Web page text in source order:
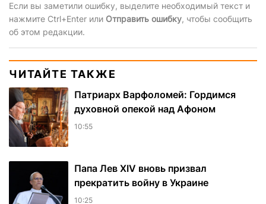
Если вы заметили ошибку, выделите необходимый текст и
нажмите Ctrl+Enter или Отправить ошибку, чтобы сообщить
об этом редакции.
ЧИТАЙТЕ ТАКЖЕ
Патриарх Варфоломей: Гордимся
духовной опекой над Афоном
10:55
Папа Лев XIV вновь призвал
прекратить войну в Украине
10:25